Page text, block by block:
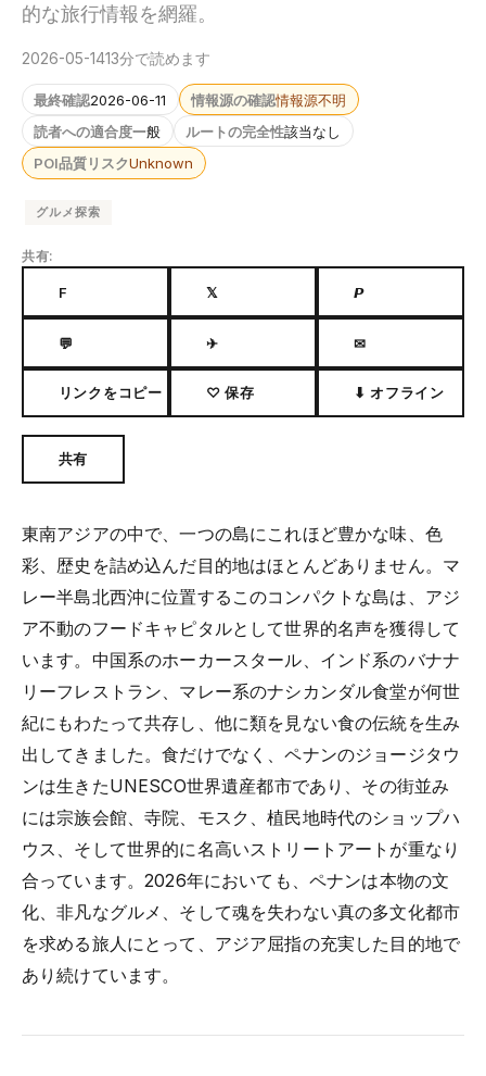
的な旅行情報を網羅。
2026-05-1413分で読めます
最終確認2026-06-11 情報源の確認情報源不明
読者への適合度一般 ルートの完全性該当なし
POI品質リスクUnknown
グルメ探索
共有:
F 𝕏 𝙋
💬 ✈ ✉
リンクをコピー ♡ 保存 ⬇ オフライン
共有
東南アジアの中で、一つの島にこれほど豊かな味、色
彩、歴史を詰め込んだ目的地はほとんどありません。マ
レー半島北西沖に位置するこのコンパクトな島は、アジ
ア不動のフードキャピタルとして世界的名声を獲得して
います。中国系のホーカースタール、インド系のバナナ
リーフレストラン、マレー系のナシカンダル食堂が何世
紀にもわたって共存し、他に類を見ない食の伝統を生み
出してきました。食だけでなく、ペナンのジョージタウ
ンは生きたUNESCO世界遺産都市であり、その街並み
には宗族会館、寺院、モスク、植民地時代のショップハ
ウス、そして世界的に名高いストリートアートが重なり
合っています。2026年においても、ペナンは本物の文
化、非凡なグルメ、そして魂を失わない真の多文化都市
を求める旅人にとって、アジア屈指の充実した目的地で
あり続けています。